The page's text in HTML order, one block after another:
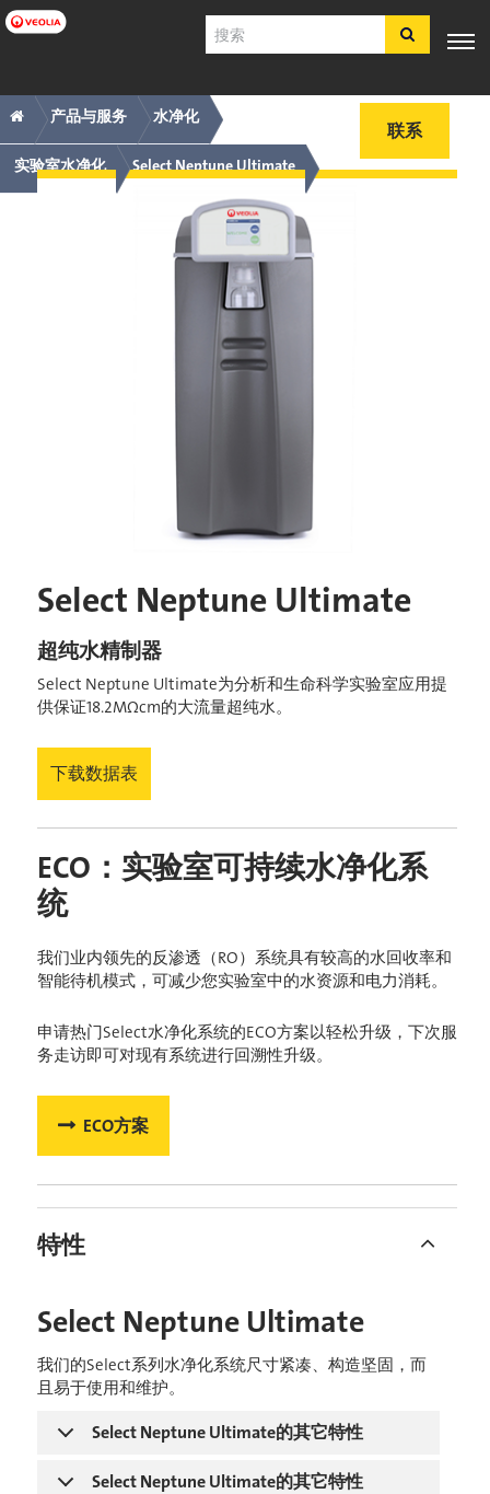
跳
转
要
容
搜
索
主
导
航
专业知
识
行业应
用
产品与服
务
工具
电子商
店​​​​​​​
简体中文
痕
迹
导
产品与服务 水净化
实验室水净化 Select Neptune Ultimate
联系
Select Neptune Ultimate
超纯水精制器
Select Neptune Ultimate为分析和生命科学实验室应用提
供保证18.2MΩcm的大流量超纯水。
下载数据表
ECO：实验室可持续水净化系
统
我们业内领先的反渗透（RO）系统具有较高的水回收率和
智能待机模式，可减少您实验室中的水资源和电力消耗。
申请热门Select水净化系统的ECO方案以轻松升级，下次服
务走访即可对现有系统进行回溯性升级。
ECO方案
特性
Select Neptune Ultimate
我们的Select系列水净化系统尺寸紧凑、构造坚固，而
且易于使用和维护。
Select Neptune Ultimate的其它特性
Select Neptune Ultimate的其它特性